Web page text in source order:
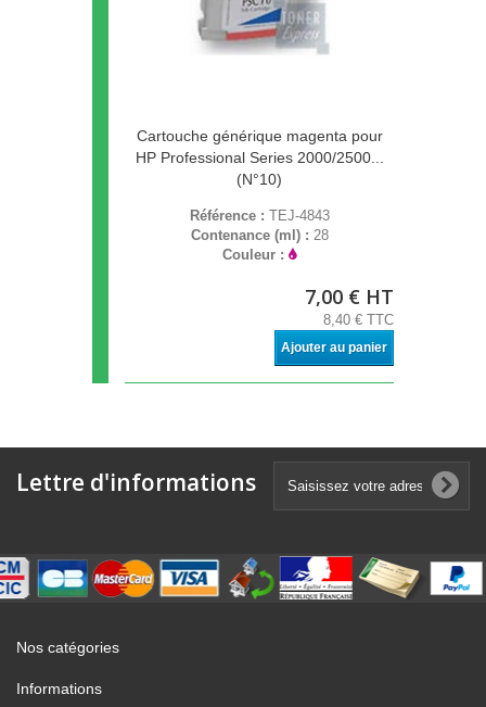
Cartouche générique magenta pour
HP Professional Series 2000/2500...
(N°10)
Référence : TEJ-4843
Contenance (ml) : 28
Couleur :
7,00 € HT
8,40 € TTC
Ajouter au panier
Lettre d'informations
Nos catégories
Informations